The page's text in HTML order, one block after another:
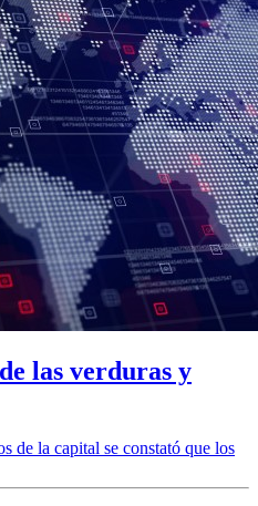
las verduras y
de la capital se constató que los